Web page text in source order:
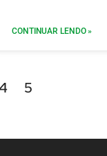
CONTINUAR LENDO »
5